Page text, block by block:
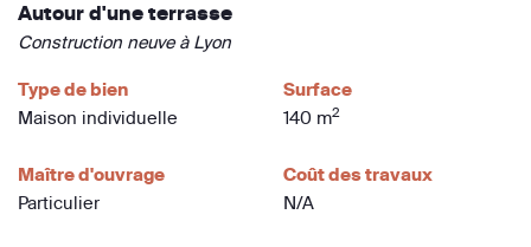
Autour d'une terrasse
Construction neuve à Lyon
Type de bien
Maison individuelle
Surface
140 m2
Maître d'ouvrage
Particulier
Coût des travaux
N/A